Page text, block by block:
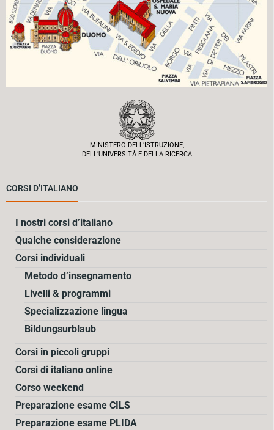
MINISTERO DELL’ISTRUZIONE,
DELL’UNIVERSITÀ E DELLA RICERCA
CORSI D’ITALIANO
I nostri corsi d’italiano
Qualche considerazione
Corsi individuali
Metodo d’insegnamento
Livelli & programmi
Specializzazione lingua
Bildungsurblaub
Corsi in piccoli gruppi
Corsi di italiano online
Corso weekend
Preparazione esame CILS
Preparazione esame PLIDA